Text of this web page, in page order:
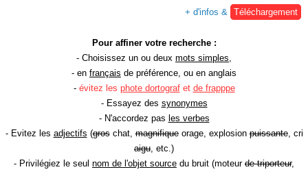
+ d'infos & Téléchargement
Pour affiner votre recherche :
- Choisissez un ou deux mots simples,
- en français de préférence, ou en anglais
- évitez les phote dortografet de frapppe
- Essayez des synonymes
- N'accordez pas les verbes
- Evitez les adjectifs (groschat,magnifiqueorage, explosionpuissante, cri
aigu, etc.)
- Privilégiez le seul nom de l'objet source du bruit (moteur de triporteur,